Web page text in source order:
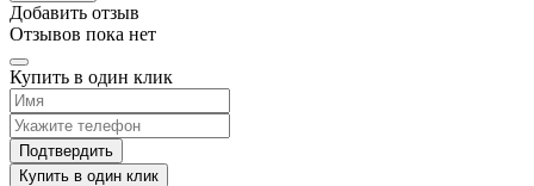
Добавить отзыв
Отзывов пока нет
Купить в один клик
Подтвердить
Купить в один клик